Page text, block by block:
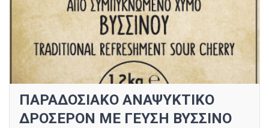
ΠΑΡΑΔΟΣΙΑΚΟ ΑΝΑΨΥΚΤΙΚΟ
ΔΡΟΣΕΡΟΝ ΜΕ ΓΕΥΣΗ ΒΥΣΣΙΝΟ